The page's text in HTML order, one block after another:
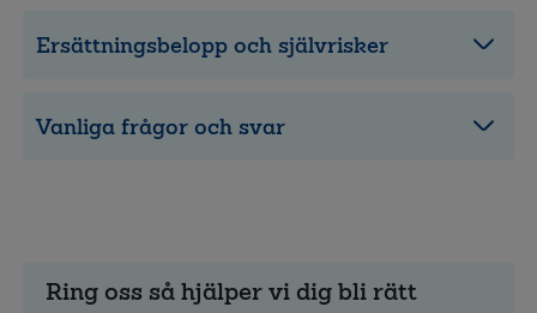
Ersättningsbelopp och självrisker
Vanliga frågor och svar
Ring oss så hjälper vi dig bli rätt